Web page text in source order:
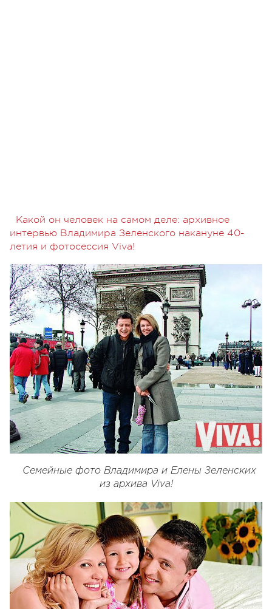
Какой он человек на самом деле: архивное
интервью Владимира Зеленского накануне 40-
летия и фотосессия Viva!
Семейные фото Владимира и Елены Зеленских
из архива Viva!